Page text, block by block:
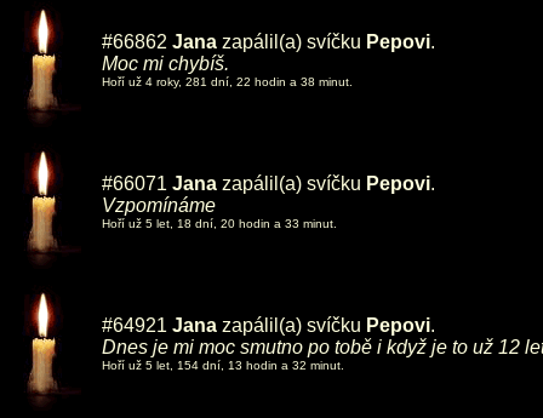
#66862 Jana zapálil(a) svíčku Pepovi.
Moc mi chybíš.
Hoří už 4 roky, 281 dní, 22 hodin a 38 minut.
#66071 Jana zapálil(a) svíčku Pepovi.
Vzpomínáme
Hoří už 5 let, 18 dní, 20 hodin a 33 minut.
#64921 Jana zapálil(a) svíčku Pepovi.
Dnes je mi moc smutno po tobě i když je to už 12
Hoří už 5 let, 154 dní, 13 hodin a 32 minut.